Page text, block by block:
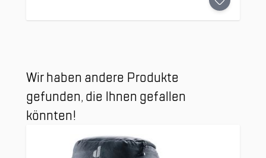
Clicken, um das Karussell zu überspringen
Wir haben andere Produkte
gefunden, die Ihnen gefallen
könnten!